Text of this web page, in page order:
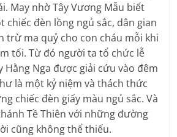
May nhờ Tây Vương Mẫu biết
chiếc đèn lồng ngủ sắc, dân gian
trừ ma quỷ cho con cháu mỗi khi
tối. Từ đó người ta tổ chức lễ
Hằng Nga được giải cứu vào đêm
là một kỷ niệm và thách thức
chiếc đèn giấy màu ngủ sắc. Và
Tề Thiên với những đường
cũng không thể thiếu.